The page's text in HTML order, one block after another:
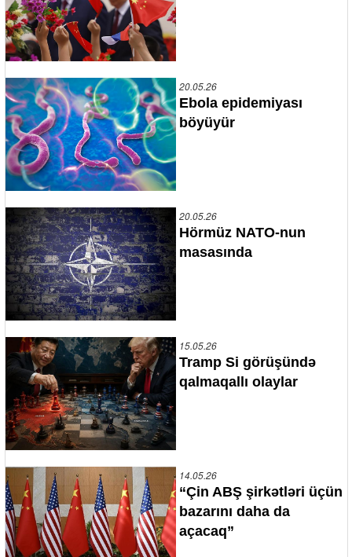
20.05.26
Ebola epidemiyası
böyüyür
20.05.26
Hörmüz NATO-nun
masasında
15.05.26
Tramp Si görüşündə
qalmaqallı olaylar
14.05.26
“Çin ABŞ şirkətləri üçün
bazarını daha da
açacaq”